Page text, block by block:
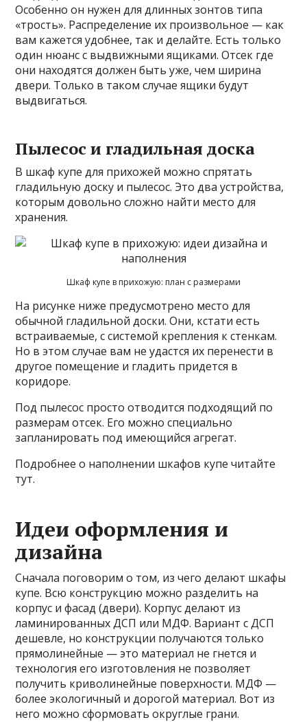
Особенно он нужен для длинных зонтов типа
«трость». Распределение их произвольное — как
вам кажется удобнее, так и делайте. Есть только
один нюанс с выдвижными ящиками. Отсек где
они находятся должен быть уже, чем ширина
двери. Только в таком случае ящики будут
выдвигаться.
Пылесос и гладильная доска
В шкаф купе для прихожей можно спрятать
гладильную доску и пылесос. Это два устройства,
которым довольно сложно найти место для
хранения.
Шкаф купе в прихожую: план с размерами
На рисунке ниже предусмотрено место для
обычной гладильной доски. Они, кстати есть
встраиваемые, с системой крепления к стенкам.
Но в этом случае вам не удастся их перенести в
другое помещение и гладить придется в
коридоре.
Под пылесос просто отводится подходящий по
размерам отсек. Его можно специально
запланировать под имеющийся агрегат.
Подробнее о наполнении шкафов купе читайте
тут.
Идеи оформления и
дизайна
Сначала поговорим о том, из чего делают шкафы
купе. Всю конструкцию можно разделить на
корпус и фасад (двери). Корпус делают из
ламинированных ДСП или МДФ. Вариант с ДСП
дешевле, но конструкции получаются только
прямолинейные — это материал не гнется и
технология его изготовления не позволяет
получить криволинейные поверхности. МДФ —
более экологичный и дорогой материал. Вот из
него можно сформовать округлые грани.